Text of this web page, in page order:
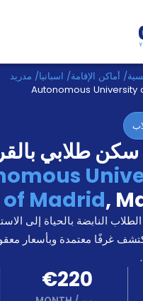
عربي EUR / أماكن الإقامة/ اسبانيا/ مدريد
Autonomous University
طلابي
of Madrid,
النابضة بالحياة إلى
غرفًا معتمدة وبأسعار
€220